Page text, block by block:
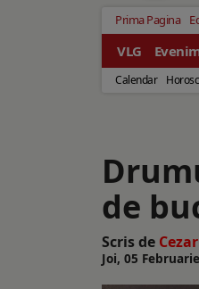
Prima Pagina
VLG
Calendar
de
Scris de
Joi, 05